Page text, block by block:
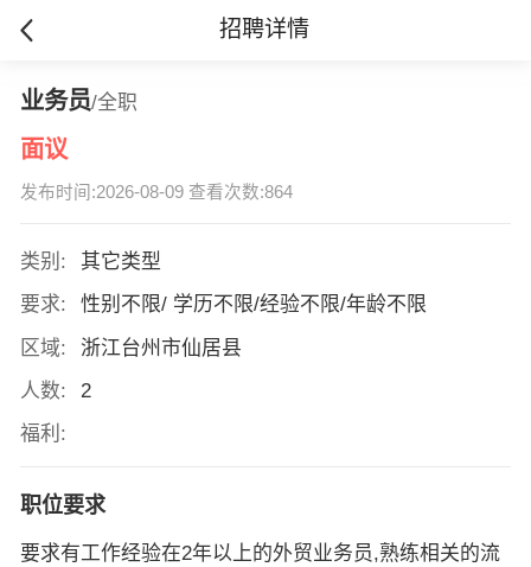
招聘详情
业务员/全职
面议
发布时间:2026-08-09 查看次数:864
类别:
其它类型
要求:
性别不限/ 学历不限/经验不限/年龄不限
区域:
浙江台州市仙居县
人数:
2
福利:
职位要求
要求有工作经验在2年以上的外贸业务员,熟练相关的流